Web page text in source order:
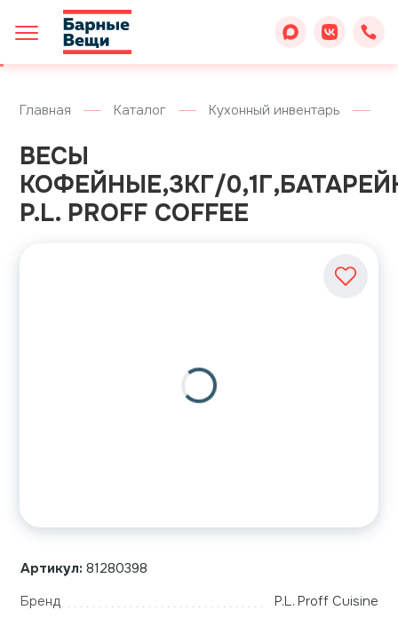
Главная Каталог Кухонный инвентарь
ВЕСЫ
КОФЕЙНЫЕ,3КГ/
P.L. PROFF COFFEE
Артикул: 81280398
Бренд
P.L. Proff Cuisine